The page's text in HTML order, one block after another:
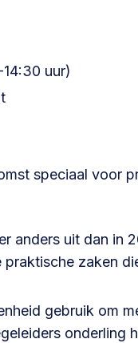
uur)
speciaal voor
anders uit dan in
zaken
gebruik om
onderling